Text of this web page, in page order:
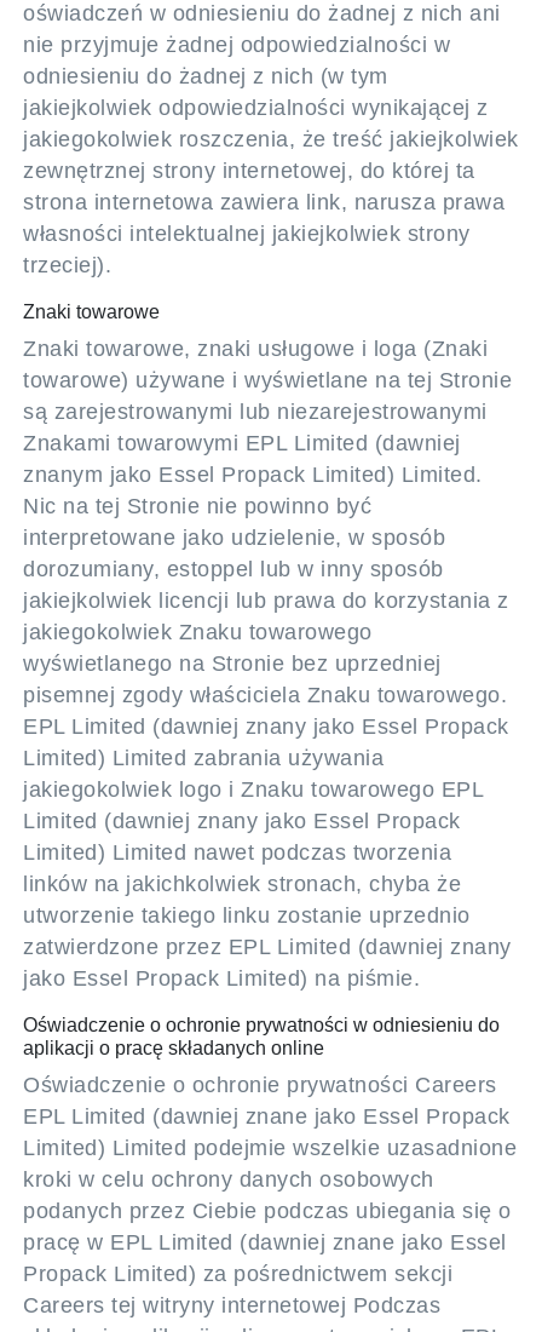
oświadczeń w odniesieniu do żadnej z nich ani
nie przyjmuje żadnej odpowiedzialności w
odniesieniu do żadnej z nich (w tym
jakiejkolwiek odpowiedzialności wynikającej z
jakiegokolwiek roszczenia, że treść jakiejkolwiek
zewnętrznej strony internetowej, do której ta
strona internetowa zawiera link, narusza prawa
własności intelektualnej jakiejkolwiek strony
trzeciej).
Znaki towarowe
Znaki towarowe, znaki usługowe i loga (Znaki
towarowe) używane i wyświetlane na tej Stronie
są zarejestrowanymi lub niezarejestrowanymi
Znakami towarowymi EPL Limited (dawniej
znanym jako Essel Propack Limited) Limited.
Nic na tej Stronie nie powinno być
interpretowane jako udzielenie, w sposób
dorozumiany, estoppel lub w inny sposób
jakiejkolwiek licencji lub prawa do korzystania z
jakiegokolwiek Znaku towarowego
wyświetlanego na Stronie bez uprzedniej
pisemnej zgody właściciela Znaku towarowego.
EPL Limited (dawniej znany jako Essel Propack
Limited) Limited zabrania używania
jakiegokolwiek logo i Znaku towarowego EPL
Limited (dawniej znany jako Essel Propack
Limited) Limited nawet podczas tworzenia
linków na jakichkolwiek stronach, chyba że
utworzenie takiego linku zostanie uprzednio
zatwierdzone przez EPL Limited (dawniej znany
jako Essel Propack Limited) na piśmie.
Oświadczenie o ochronie prywatności w odniesieniu do
aplikacji o pracę składanych online
Oświadczenie o ochronie prywatności Careers
EPL Limited (dawniej znane jako Essel Propack
Limited) Limited podejmie wszelkie uzasadnione
kroki w celu ochrony danych osobowych
podanych przez Ciebie podczas ubiegania się o
pracę w EPL Limited (dawniej znane jako Essel
Propack Limited) za pośrednictwem sekcji
Careers tej witryny internetowej Podczas